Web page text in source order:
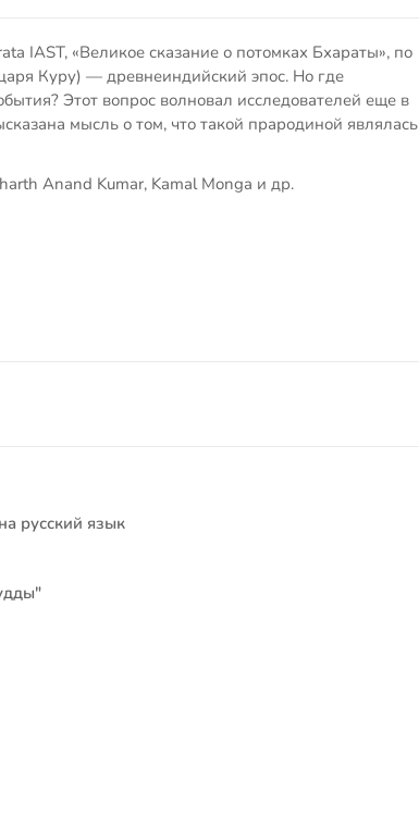
IAST, «Великое сказание о потомках Бхараты», по
Куру) — древнеиндийский эпос. Но где
Этот вопрос волновал исследователей еще в
мысль о том, что такой прародиной являлась
Anand Kumar, Kamal Monga и др.
русский язык